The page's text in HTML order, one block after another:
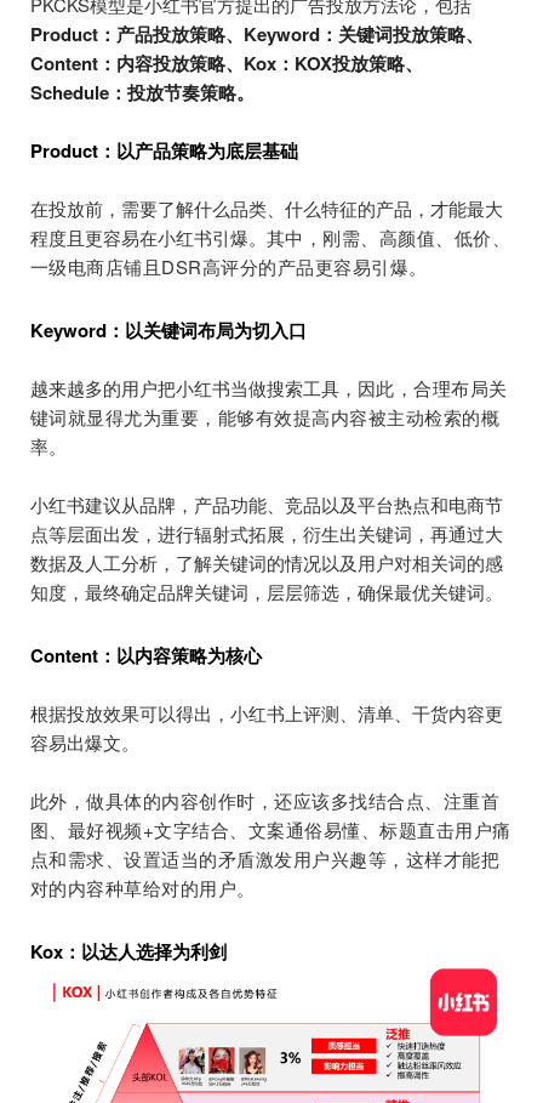
Product：产品投放策略、Keyword：关键词投放策略、
Content：内容投放策略、Kox：KOX投放策略、
Schedule：投放节奏策略。
Product：以产品策略为底层基础
在投放前，需要了解什么品类、什么特征的产品，才能最大
程度且更容易在小红书引爆。 其中，刚需、高颜值、低价、
一级电商店铺且DSR高评分的产品更容易引爆。
Keyword：以关键词布局为切入口
越来越多的用户把小红书当做搜索工具， 因此，合理布局关
键词就显得尤为重要，能够有效提高内容被主动检索的概
率。
小红书建议从品牌，产品功能、竞品以及平台热点和电商节
点等层面出发，进行辐射式拓展，衍生出关键词，再通过大
数据及人工分析，了解关键词的情况以及用户对相关词的感
知度，最终确定品牌关键词，层层筛选，确保最优关键词。
Content：以内容策略为核心
根据投放效果可以得出，小红书上评测、清单、干货内容更
容易出爆文。
此外，做具体的内容创作时，还应该多找结合点、注重首
图、最好视频+文字结合、文案通俗易懂、标题直击用户痛
点和需求、设置适当的矛盾激发用户兴趣等，这样才能把
对的内容种草给对的用户。
Kox：以达人选择为利剑